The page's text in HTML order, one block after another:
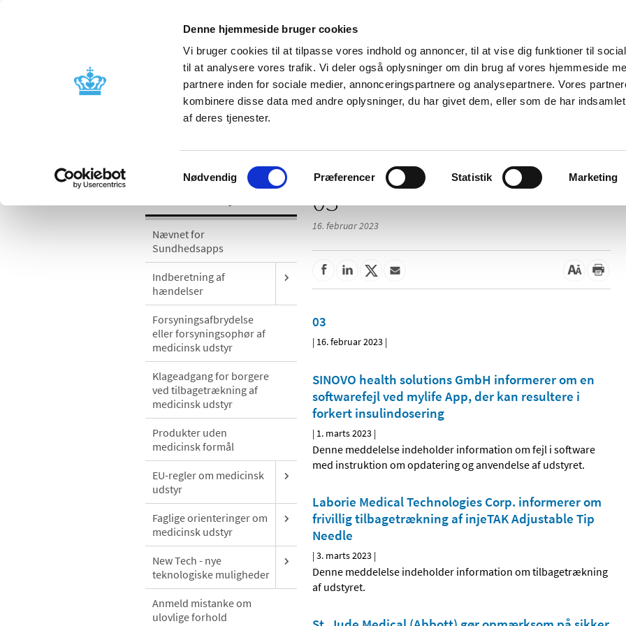
Denne hjemmeside bruger cookies
Vi bruger cookies til at tilpasse vores indhold og annoncer, til at vise dig funktioner til
til at analysere vores trafik. Vi deler også oplysninger om din brug af vores hjemmeside
partnere inden for sociale medier, annonceringspartnere og analysepartnere. Vores
kombinere disse data med andre oplysninger, du har givet dem, eller som de har
af deres tjenester.
Samtykkevalg
Nødvendig Præferencer Statistik Marketing
Nyheder Om os Kontakt
Godkendelse og
Bivirkninger og
produktinformation
Tilskud og
Apoteker og salg af
Nævnet for
Sundhedsapps
Indberetning af
hændelser
Forsyningsafbrydelse
eller forsyningsophør af
medicinsk udstyr
Klageadgang for borgere
ved tilbagetrækning af
medicinsk udstyr
Produkter uden
medicinsk formål
EU-regler om medicinsk
udstyr
Faglige orienteringer om
medicinsk udstyr
New Tech - nye
teknologiske muligheder
Anmeld mistanke om
ulovlige forhold
03
16. februar 2023
03
| 16. februar 2023 |
SINOVO health solutions GmbH informerer om en
softwarefejl ved mylife App, der kan resultere i
forkert insulindosering
| 1. marts 2023 |
Denne meddelelse indeholder information om fejl i software
med instruktion om opdatering og anvendelse af udstyret.
Laborie Medical Technologies Corp. informerer om
frivillig tilbagetrækning af injeTAK Adjustable Tip
Needle
|3. marts 2023 |
Denne meddelelse indeholder information om tilbagetrækning
af udstyret.